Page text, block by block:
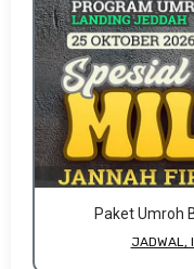
Paket Umroh
JADWAL,